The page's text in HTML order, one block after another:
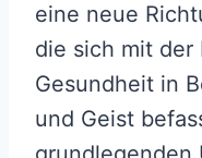
eine neue
die sich mit der
Gesundheit in
und Geist